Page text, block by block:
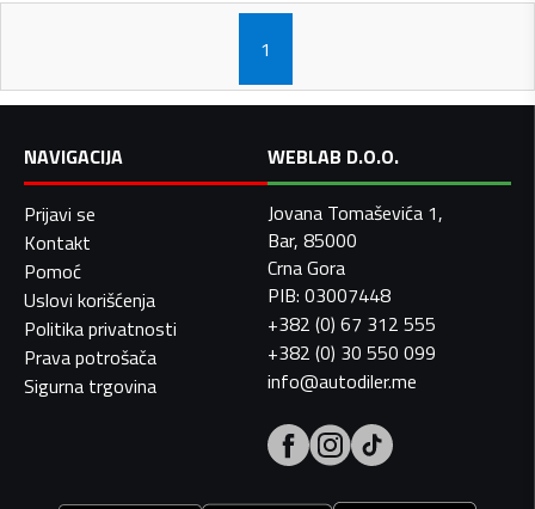
1
NAVIGACIJA
Prijavi se
Kontakt
Pomoć
Uslovi korišćenja
Politika privatnosti
Prava potrošača
Sigurna trgovina
WEBLAB D.O.O.
Jovana Tomaševića 1,
Bar, 85000
Crna Gora
PIB: 03007448
+382 (0) 67 312 555
+382 (0) 30 550 099
info@autodiler.me